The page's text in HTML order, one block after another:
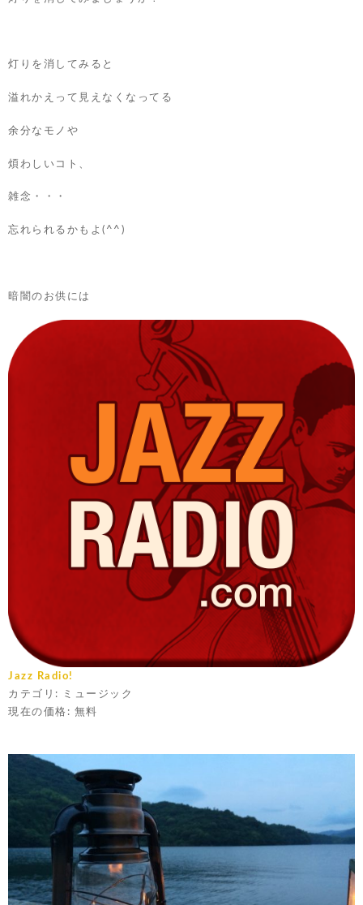
灯りを消してみると
溢れかえって見えなくなってる
余分なモノや
煩わしいコト、
雑念・・・
忘れられるかもよ(^^)
暗闇のお供には
Jazz Radio!
カテゴリ: ミュージック
現在の価格: 無料